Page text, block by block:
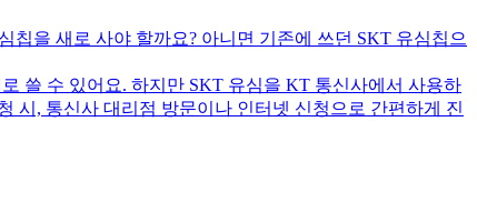
칩을 새로 사야 할까요? 아니면 기존에 쓰던 SKT 유심칩으
쓸 수 있어요. 하지만 SKT 유심을 KT 통신사에서 사용하
시, 통신사 대리점 방문이나 인터넷 신청으로 간편하게 진